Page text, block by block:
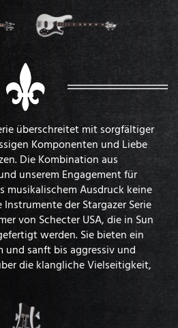
überschreitet mit sorgfältiger
Komponenten und Liebe
Die Kombination aus
unserem Engagement für
musikalischem Ausdruck keine
der Stargazer Serie
von Schecter USA, die in Sun
werden. Sie bieten ein
und sanft bis aggressiv und
die klangliche Vielseitigkeit,